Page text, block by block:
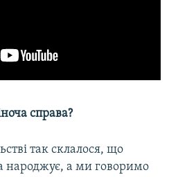
справа?
так склалося, що
народжує, а ми говоримо